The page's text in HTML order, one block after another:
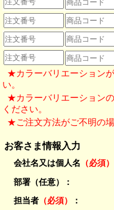
★カラーバリエーション
い。
★カラーバリエーション
ください。
★ご注文方法がご不明の
お客さま情報入力
会社名又は個人名 （必須）
部署（任意）：
担当者（必須）
：